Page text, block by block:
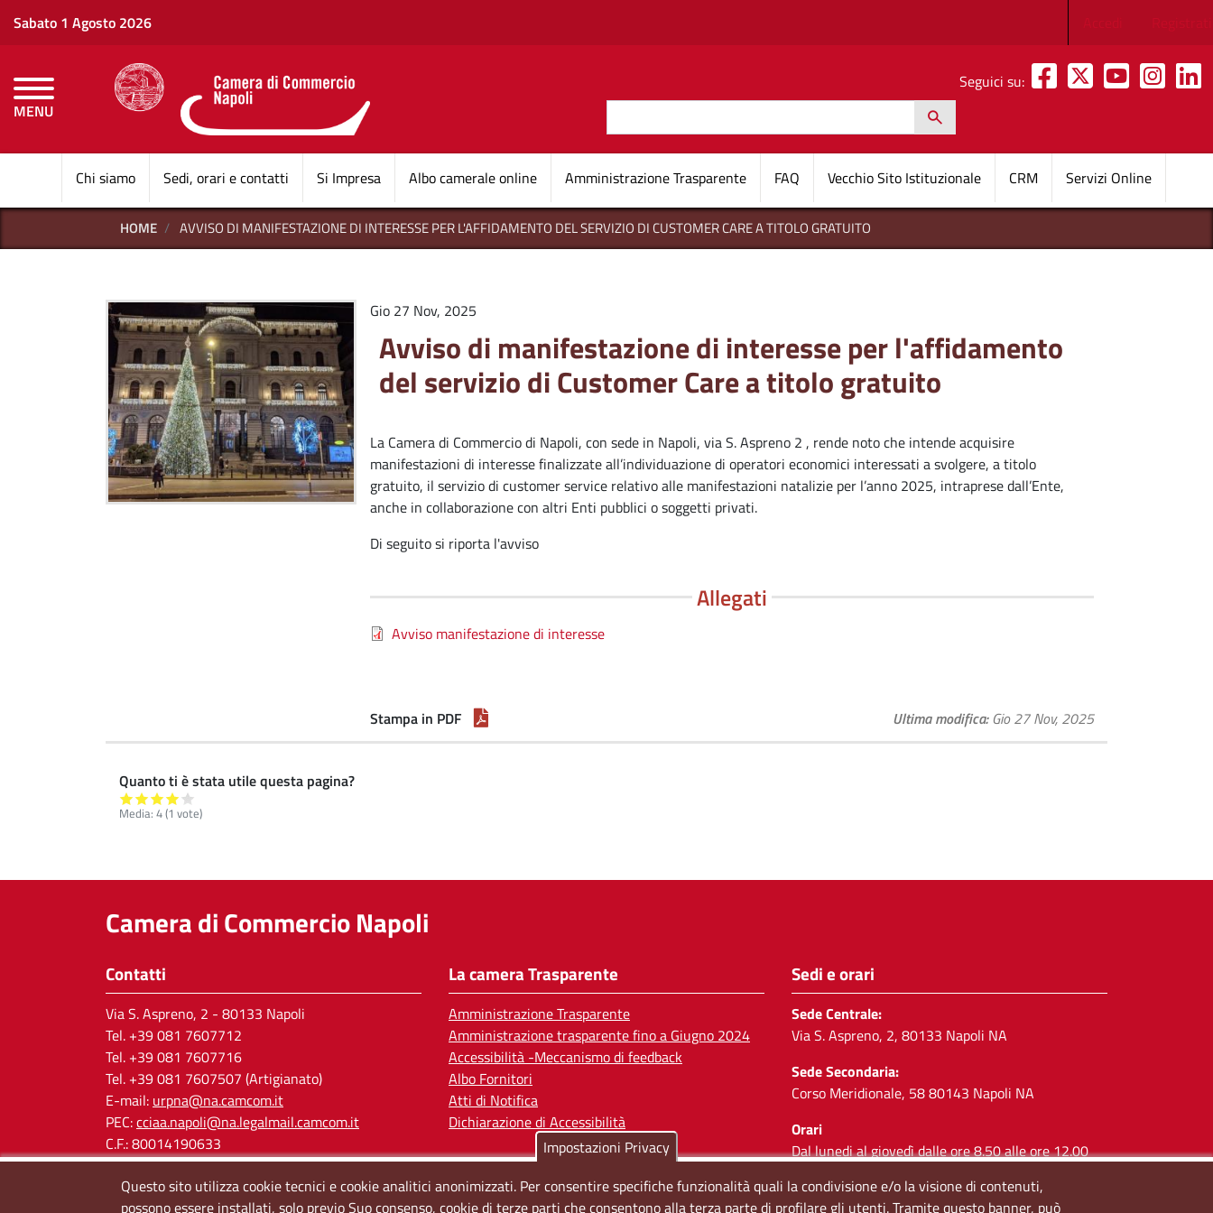
Sabato 1 Agosto 2026
MENU
CAMERE DI COMMERCIO D'ITALIA
Seguici su:
h
Navigazione principale
Chi siamo Sedi, orari e contatti Si Impresa Albo camerale online Amministrazione Trasparente FAQ Vecchio Sito Istituzionale CRM Servizi Online
HOME AVVISO DI MANIFESTAZIONE DI INTERESSE PER L'AFFIDAMENTO DEL SERVIZIO DI CUSTOMER CARE A TITOLO GRATUITO
Gio 27 Nov, 2025
Avviso di manifestazione di interesse per l'affidamento
del servizio di Customer Care a titolo gratuito
La Camera di Commercio di Napoli, con sede in Napoli, via S. Aspreno 2 , rende noto che intende acquisire
manifestazioni di interesse finalizzate all’individuazione di operatori economici interessati a svolgere, a titolo
gratuito, il servizio di customer service relativo alle manifestazioni natalizie per l’anno 2025, intraprese dall’Ente,
anche in collaborazione con altri Enti pubblici o soggetti privati.
Di seguito si riporta l'avviso
Allegati
Avviso manifestazione di interesse
Stampa in PDF Ultima modifica Gio 27 Nov, 2025
Quanto ti è stata utile questa pagina?
Media: 4(1 vote)
Camera di Commercio Napoli
Contatti
Via S. Aspreno, 2 - 80133 Napoli
Tel. +39 081 7607712
Tel. +39 081 7607716
Tel. +39 081 7607507 (Artigianato)
E-mail: urpna@na.camcom.it
PEC:cciaa.napoli@na.legalmail.camcom.it
C.F.: 80014190633
P.IVA: 03121650638
Cod. IPA: cciaa_na
La camera Trasparente
Amministrazione Trasparente
Amministrazione trasparente fino a Giugno 2024
Accessibilità -Meccanismo di feedback
Albo Fornitori
Atti di Notifica
Dichiarazione di Accessibilità
Sedi e orari
Sede Centrale:
Via S. Aspreno, 2, 80133 Napoli NA
Sede Secondaria:
Corso Meridionale, 58 80143 Napoli NA
Orari
Dal lunedi al giovedì dalle ore 8.50 alle ore 12.00
Impostazioni Privacy
Questo sito utilizza cookie tecnici e cookie analitici anonimizzati. Per consentire specifiche funzionalità quali la condivisione e/o la visione di contenuti,
possono essere installati, solo previo Suo consenso, cookie di terze parti che consentono alla terza parte di profilare gli utenti. Tramite questo banner, può